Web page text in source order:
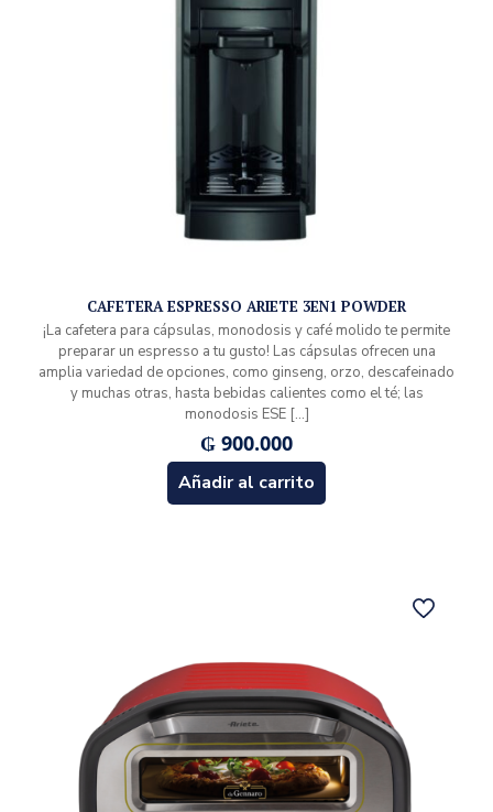
CAFETERA ESPRESSO ARIETE 3EN1 POWDER
¡La cafetera para cápsulas, monodosis y café molido te permite
preparar un espresso a tu gusto! Las cápsulas ofrecen una
amplia variedad de opciones, como ginseng, orzo, descafeinado
y muchas otras, hasta bebidas calientes como el té; las
monodosis ESE[…]
₲ 900.000
Añadir al carrito